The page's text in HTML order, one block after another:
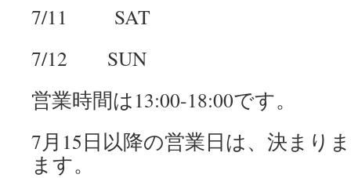
7/11 SAT
7/12 SUN
営業時間は13:00-18:00です。
7月15日以降の営業日は、決まり
ます。